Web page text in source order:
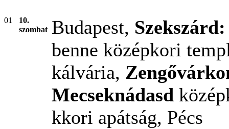
01
10.
szombat Budapest,
benne középkori
kálvária,
Mecseknádasd
kkori apátság, Pécs